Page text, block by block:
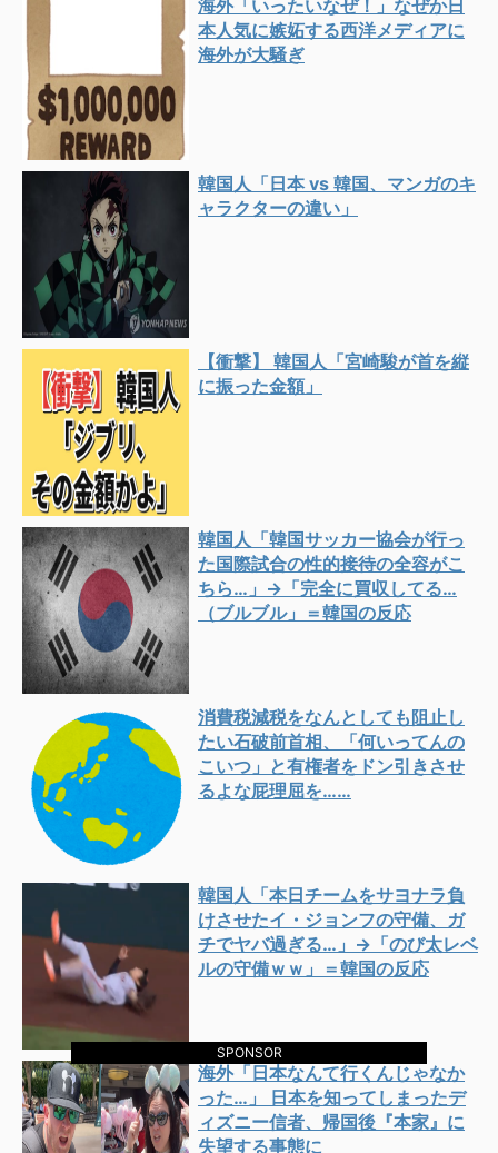
SPONSOR
海外「いったいなぜ！」なぜか日
本人気に嫉妬する西洋メディアに
海外が大騒ぎ
韓国人「日本 vs 韓国、マンガのキ
ャラクターの違い」
【衝撃】 韓国人「宮崎駿が首を縦
に振った金額」
韓国人「韓国サッカー協会が行っ
た国際試合の性的接待の全容がこ
ちら…」→「完全に買収してる…
（ブルブル」＝韓国の反応
消費税減税をなんとしても阻止し
たい石破前首相、「何いってんの
こいつ」と有権者をドン引きさせ
るよな屁理屈を……
韓国人「本日チームをサヨナラ負
けさせたイ・ジョンフの守備、ガ
チでヤバ過ぎる…」→「のび太レベ
ルの守備ｗｗ」＝韓国の反応
海外「日本なんて行くんじゃなか
った…」 日本を知ってしまったデ
ィズニー信者、帰国後『本家』に
失望する事態に